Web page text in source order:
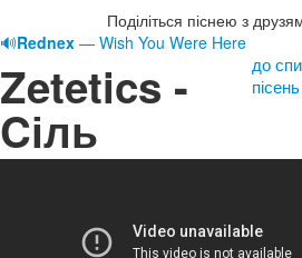
Поділіться піснею з
🔊Rednex — Wish You Were Here
Zetetics -
Cіль
до
пісень